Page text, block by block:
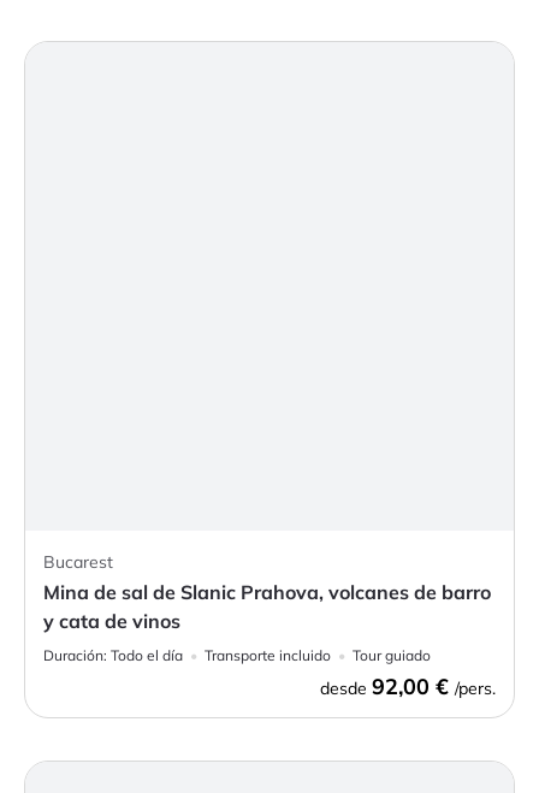
Bucarest
Mina de sal de Slanic Prahova, volcanes de barro
y cata de vinos
Duración: Todo el día Transporte incluido Tour guiado
desde 92,00 € /pers.